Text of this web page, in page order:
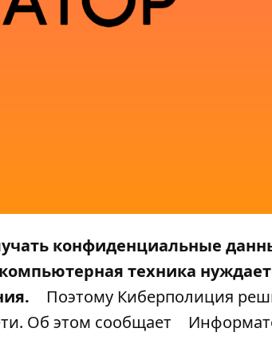
конфиденциальные
техника
Поэтому Киберполиция
Об этом сообщает